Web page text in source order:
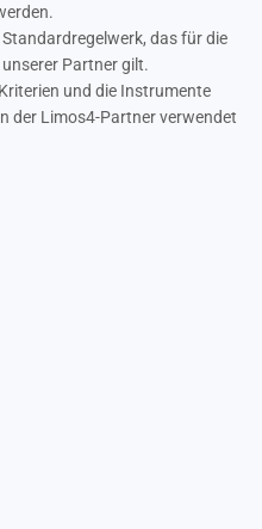
das für die
Partner gilt.
und die Instrumente
der Limos4-Partner verwendet